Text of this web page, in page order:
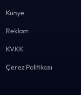
Künye
Reklam
KVKK
Çerez Politikası